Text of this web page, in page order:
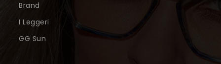
Brand
I Leggeri
GG Sun